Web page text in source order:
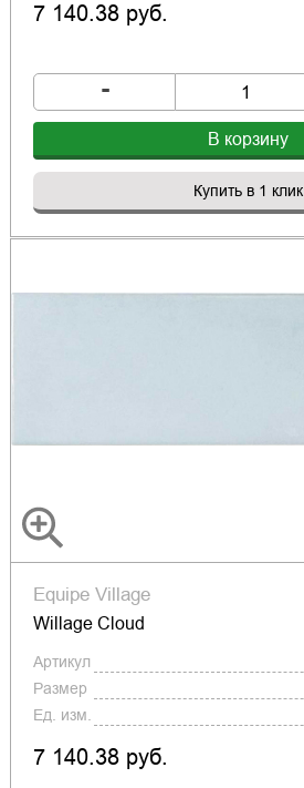
7 140.38 руб.
-
В корзину
Купить в 1 клик
Equipe Village
Willage Cloud
Артикул
Размер
Ед. изм.
7 140.38 руб.